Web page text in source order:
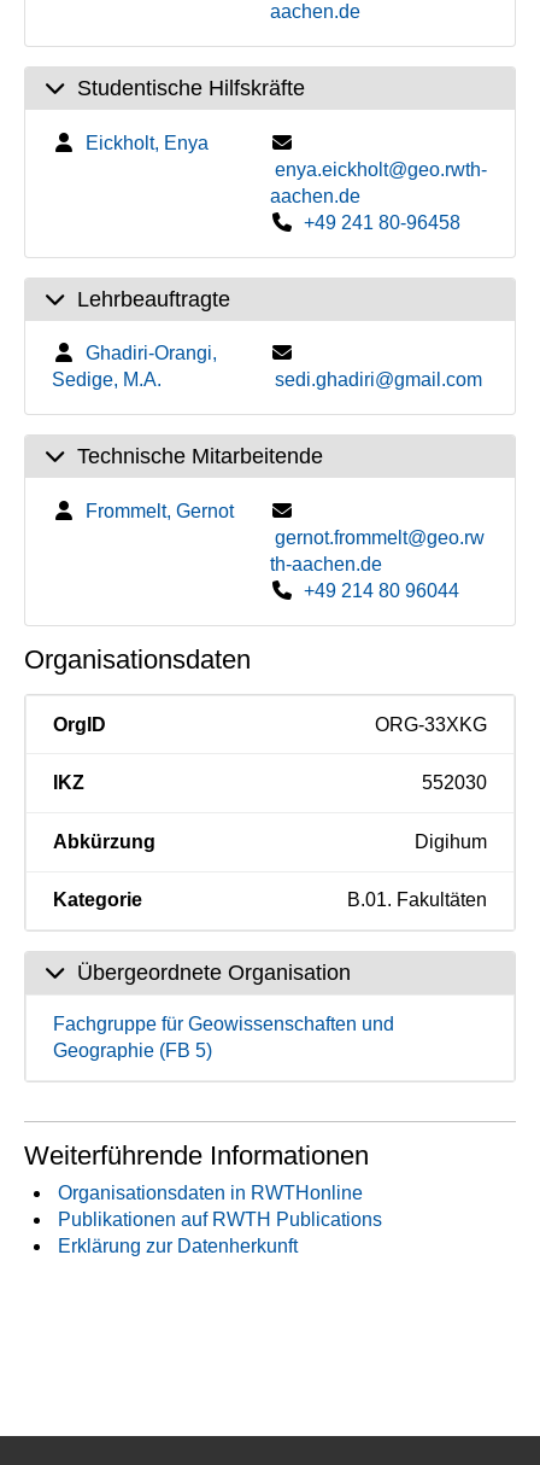
aachen.de
Studentische Hilfskräfte
Eickholt, Enya
enya.eickholt@geo.rwth-
aachen.de
+49 241 80-96458
Lehrbeauftragte
Ghadiri-Orangi,
Sedige, M.A.
sedi.ghadiri@gmail.com
Technische Mitarbeitende
Frommelt, Gernot
gernot.frommelt@geo.rw
th-aachen.de
+49 214 80 96044
Organisationsdaten
OrgID ORG-33XKG
IKZ 552030
Abkürzung Digihum
Kategorie B.01. Fakultäten
Übergeordnete Organisation
Fachgruppe für Geowissenschaften und
Geographie (FB 5)
Weiterführende Informationen
Organisationsdaten in RWTHonline
Publikationen auf RWTH Publications
Erklärung zur Datenherkunft